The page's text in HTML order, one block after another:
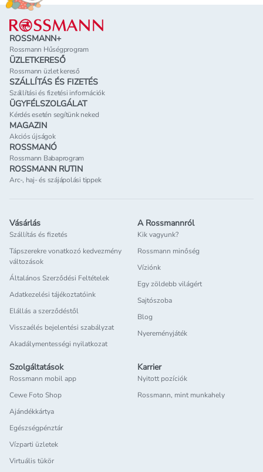
problémába ütközöl, Ügyfélszolgálatunk készséggel
áll rendelkezésedre. Kérlek, vedd fel velünk a
kapcsolatot az ügyfélszolgálati oldalunkon.
Lábléc
ROSSMANN+
Rossmann Hűségprogram
ÜZLETKERESŐ
Rossmann üzlet kereső
SZÁLLÍTÁS ÉS FIZETÉS
Szállítási és fizetési információk
ÜGYFÉLSZOLGÁLAT
Kérdés esetén segítünk neked
MAGAZIN
Akciós újságok
ROSSMANÓ
Rossmann Babaprogram
ROSSMANN RUTIN
Arc-, haj- és szájápolási tippek
Vásárlás
Szállítás és fizetés
Tápszerekre vonatkozó kedvezmény
változások
Általános Szerződési Feltételek
Adatkezelési tájékoztatóink
Elállás a szerződéstől
Visszaélés bejelentési szabályzat
Akadálymentességi nyilatkozat
A Rossmannról
Kik vagyunk?
Rossmann minőség
Víziónk
Egy zöldebb világért
Sajtószoba
Blog
Nyereményjáték
Szolgáltatások
Rossmann mobil app
Cewe Foto Shop
Ajándékkártya
Egészségpénztár
Vízparti üzletek
Virtuális tükör
Karrier
Nyitott pozíciók
Rossmann, mint munkahely